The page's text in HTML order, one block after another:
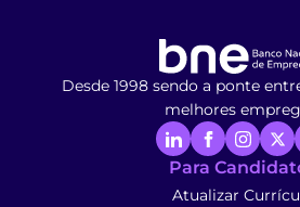
Desde 1998 sendo a ponte
melhores
Para
Atualizar